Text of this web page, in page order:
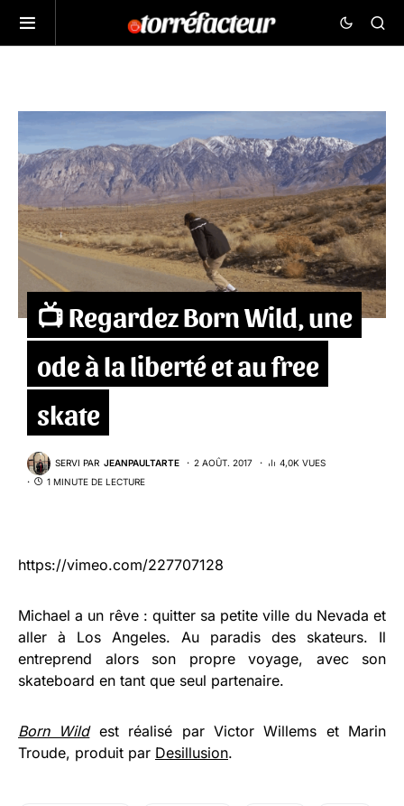
📺 Regardez Born Wild, une
ode à la liberté et au free
skate
SERVI PAR JEANPAULTARTE 2 AOÛT. 2017
4,0K VUES
1 MINUTE DE LECTURE
https://vimeo.com/227707128
Michael a un rêve : quitter sa petite ville du Nevada et
aller à Los Angeles. Au paradis des skateurs. Il
entreprend alors son propre voyage, avec son
skateboard en tant que seul partenaire.
Born Wildest réalisé par Victor Willems et Marin
Troude, produit par Desillusion.